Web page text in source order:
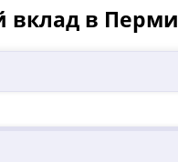
вклад в Перми